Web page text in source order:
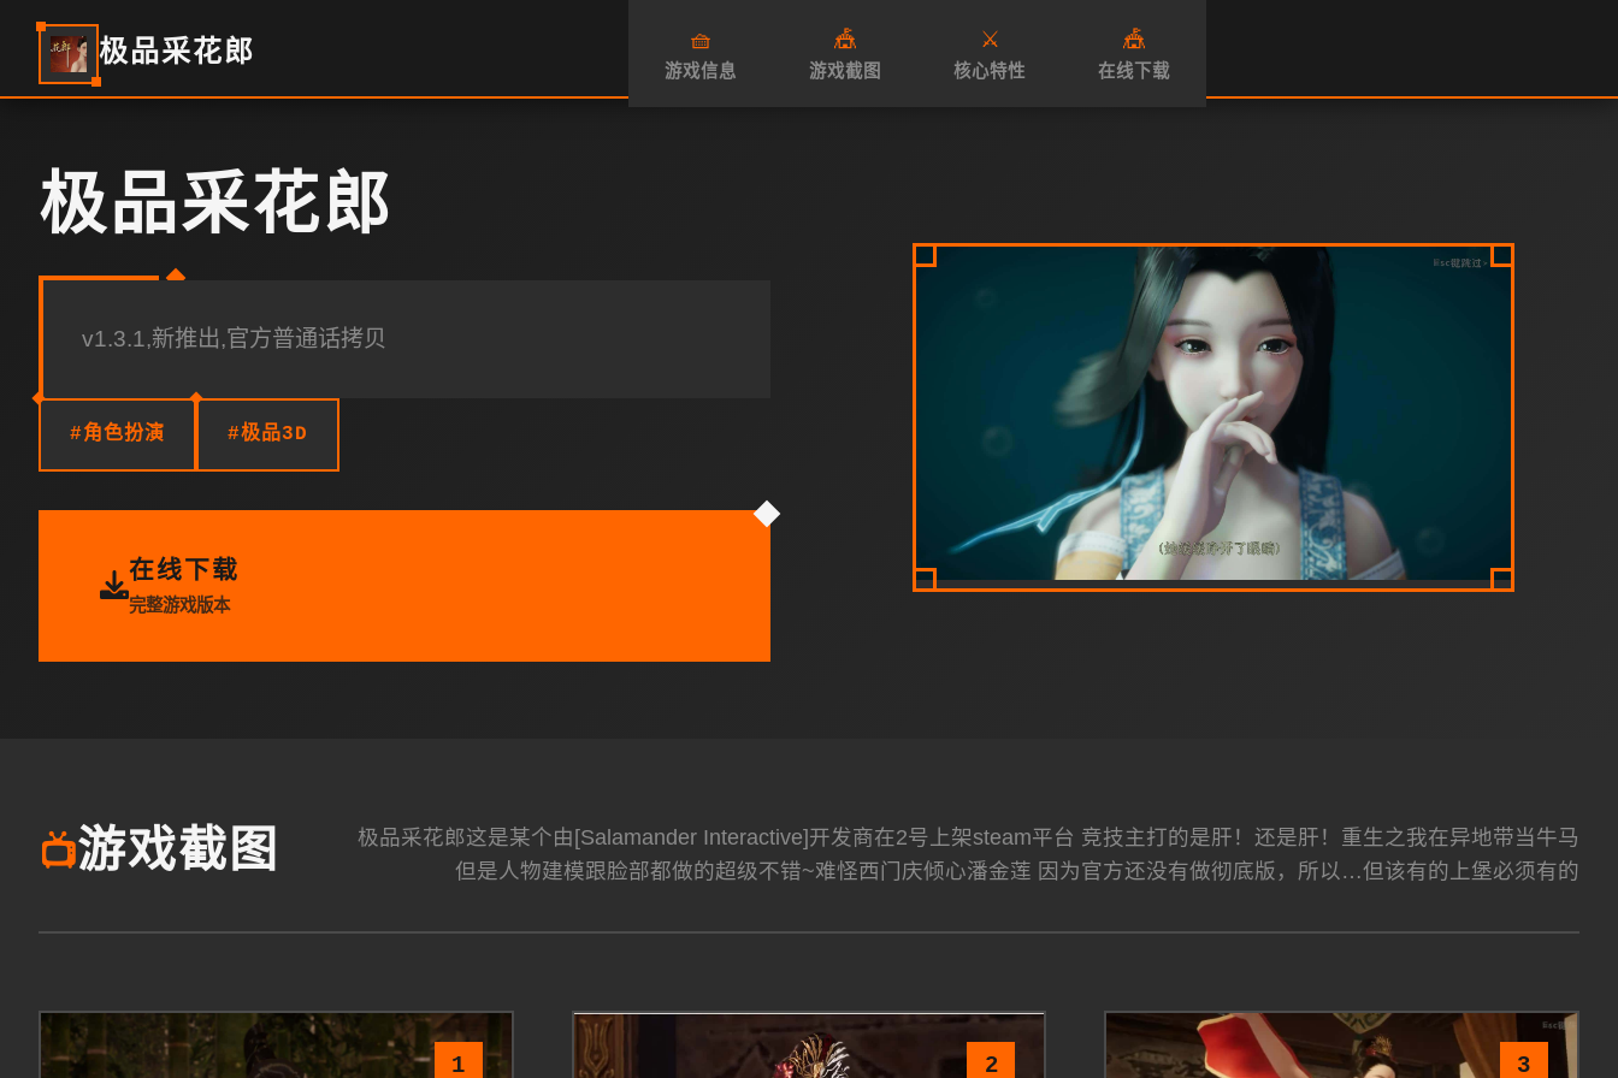
极品采花郎 🧺
游戏信息
🎪
游戏截图
⚔️
核心特性
🎪
在线下载
极品采花郎
v1.3.1,新推出,官方普通话拷贝
#角色扮演 #极品3D
在线下载
完整游戏版本
📺游戏截图
极品采花郎这是某个由[Salamander Interactive]开发商在2号上架steam平台 竞技主打的是肝！还是肝！重生之我在异地带当牛马
但是人物建模跟脸部都做的超级不错~难怪西门庆倾心潘金莲 因为官方还没有做彻底版，所以…但该有的上堡必须有的
1 2 3